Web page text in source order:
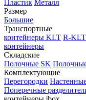
Пластик Металл
Размер
Большие
Транспортные
контейнеры KLT R-KLT
контейнеры
Складские
Полочные SK
Комплектующие
Перегородки
Поперечные